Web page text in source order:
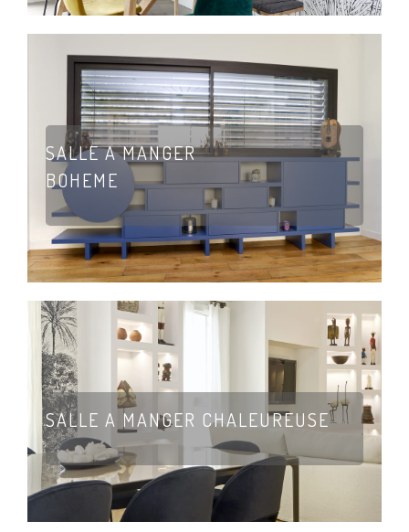
SALLE A MANGER
BOHEME
SALLE A MANGER CHALEUREUSE